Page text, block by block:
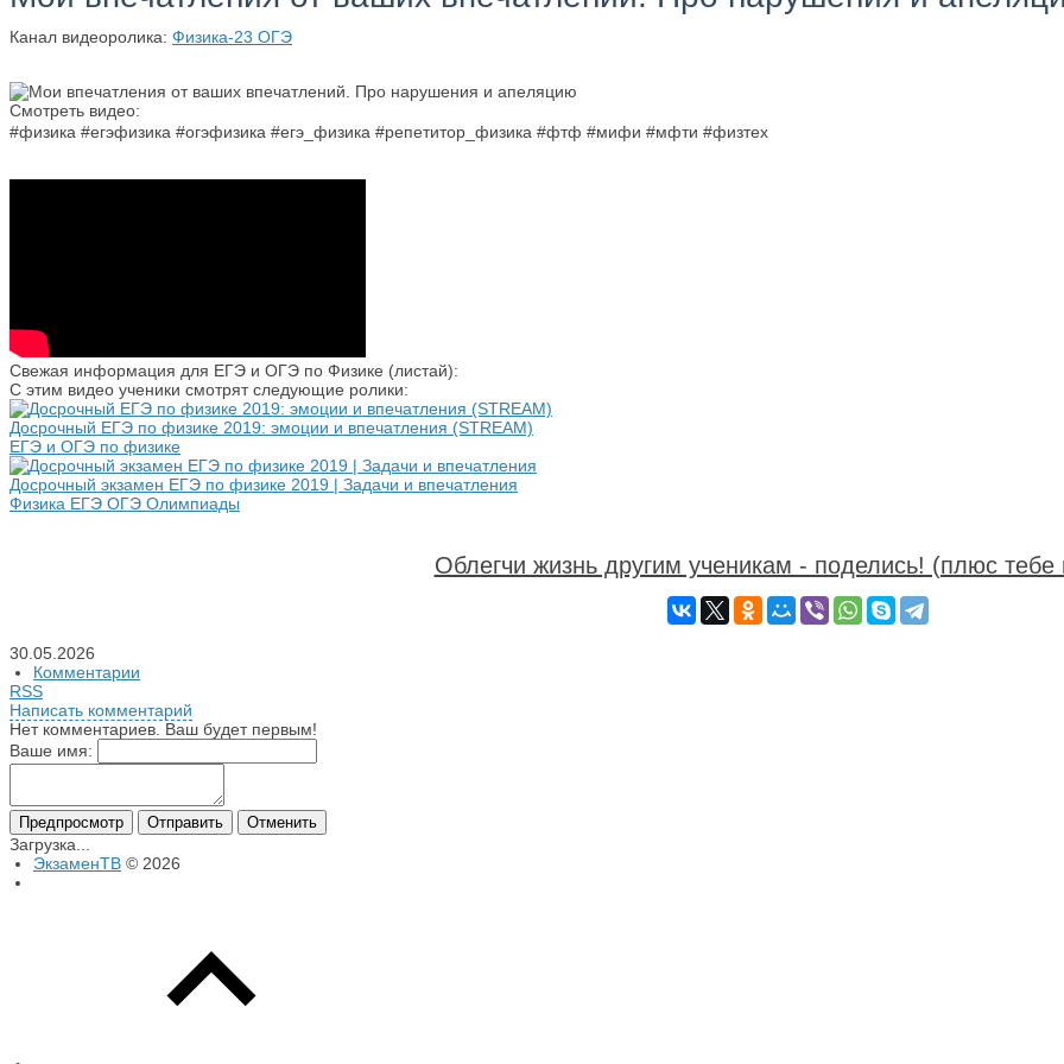
Канал видеоролика: Физика-23 ОГЭ
Смотреть видео:
#физика #егэфизика #огэфизика #егэ_физика #репетитор_физика #фтф #мифи #мфти #физтех
Свежая информация для ЕГЭ и ОГЭ по Физике (листай):
С этим видео ученики смотрят следующие ролики:
Досрочный ЕГЭ по физике 2019: эмоции и впечатления (STREAM)
ЕГЭ и ОГЭ по физике
Досрочный экзамен ЕГЭ по физике 2019 | Задачи и впечатления
Физика ЕГЭ ОГЭ Олимпиады
Облегчи жизнь другим ученикам - поделись! (плюс тебе
30.05.2026
Комментарии
RSS
Написать комментарий
Нет комментариев. Ваш будет первым!
Ваше имя:
Загрузка...
ЭкзаменТВ © 2026